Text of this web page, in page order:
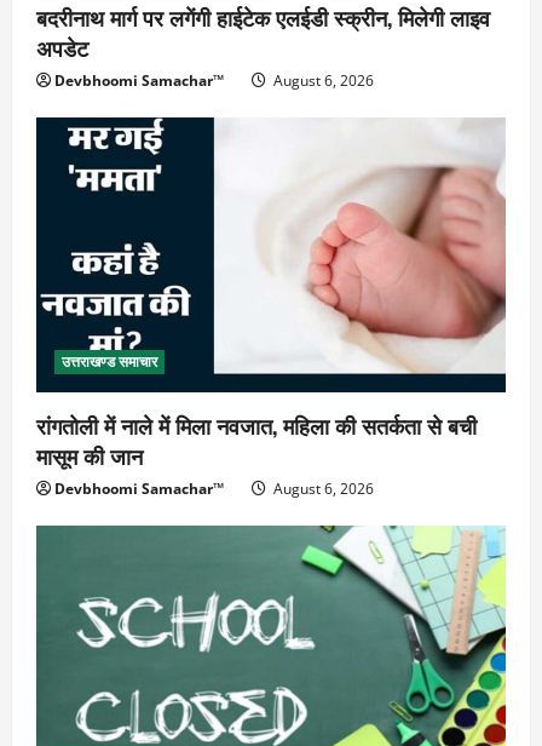
बदरीनाथ मार्ग पर लगेंगी हाईटेक एलईडी स्क्रीन, मिलेगी लाइव
अपडेट
Devbhoomi Samachar™ August 6, 2026
उत्तराखण्ड समाचार
रांगतोली में नाले में मिला नवजात, महिला की सतर्कता से बची
मासूम की जान
Devbhoomi Samachar™ August 6, 2026